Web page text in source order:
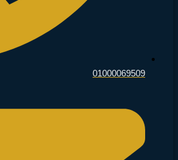
01000069509